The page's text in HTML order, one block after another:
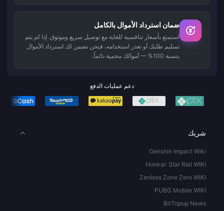
ضمان استرداد الأموال بالكامل
استمتع بأسعار تنافسية للغاية مع توصيل سريع وموثوق. إذا لم يتم
تسليم طلبك أو تعذر استخدامه، فنحن نضمن لك استرداد الأموال
بنسبة 100% — أموالك محمية دائماً.
دعم عمليات الدفع
شريك
Genshin Impact Wiki
Honkai: Star Rail WIKI
Zenless Zone Zero WIKI
PUBG Mobile WIKI
BitTopup News